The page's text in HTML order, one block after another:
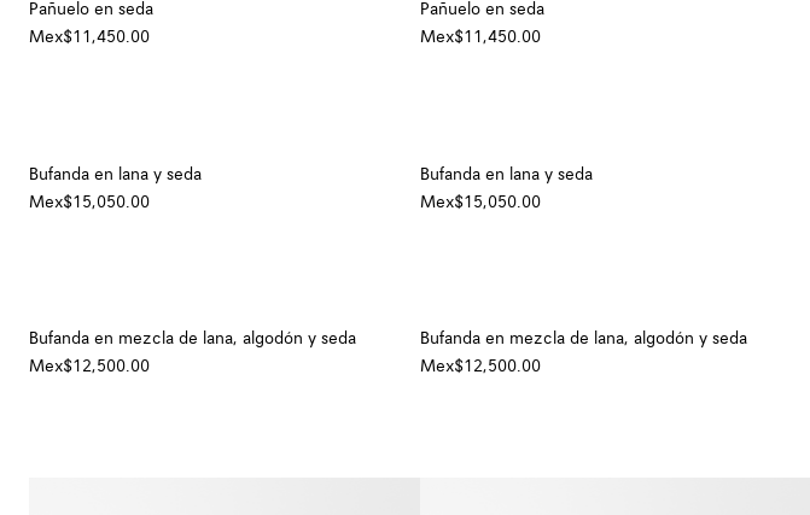
Pañuelo en seda
Mex$11,450.00
Pañuelo en seda
Mex$11,450.00
Bufanda en lana y seda
Mex$15,050.00
Bufanda en lana y seda
Mex$15,050.00
Bufanda en mezcla de lana, algodón y seda
Mex$12,500.00
Bufanda en mezcla de lana, algodón y seda
Mex$12,500.00